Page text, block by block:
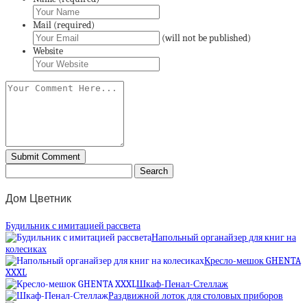
Mail (required)
(will not be published)
Website
Дом Цветник
Будильник с имитацией рассвета
Напольный органайзер для книг на
колесиках
Кресло-мешок GHENTA
XXXL
Шкаф-Пенал-Стеллаж
Раздвижной лоток для столовых приборов